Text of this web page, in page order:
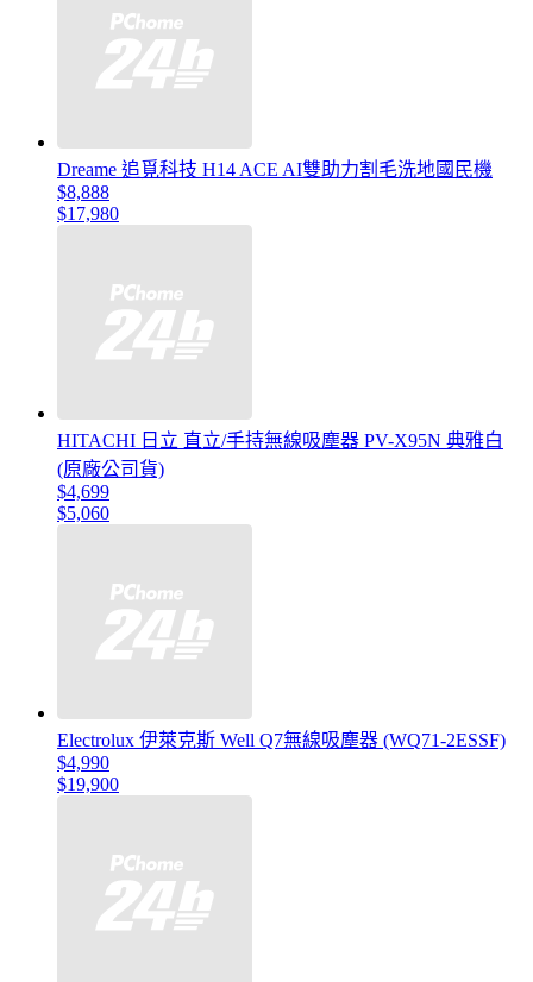
Dreame 追覓科技 H14 ACE AI雙助力割毛洗地國民機
$8,888
$17,980
HITACHI 日立 直立/手持無線吸塵器 PV-X95N 典雅白
(原廠公司貨)
$4,699
$5,060
Electrolux 伊萊克斯 Well Q7無線吸塵器 (WQ71-2ESSF)
$4,990
$19,900